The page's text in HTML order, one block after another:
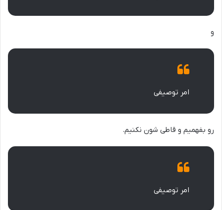
و
امر توصیفی
رو بفهمیم و قاطی شون نکنیم.
امر توصیفی